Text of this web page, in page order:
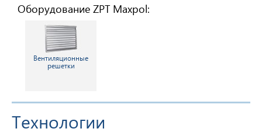
Оборудование ZPT Maxpol:
Вентиляционные
решетки
Технологии